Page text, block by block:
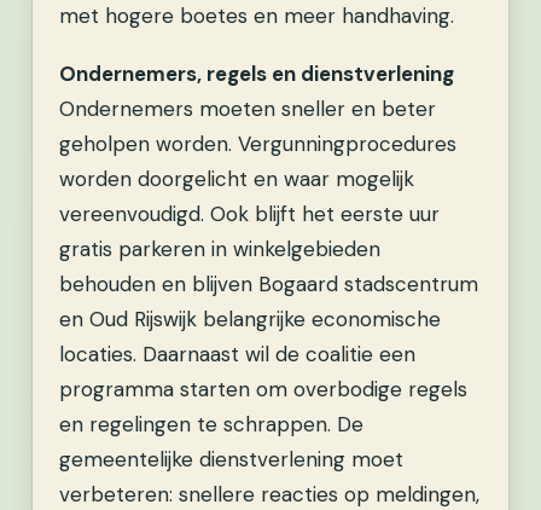
met hogere boetes en meer handhaving.
Ondernemers, regels en dienstverlening
Ondernemers moeten sneller en beter
geholpen worden. Vergunningprocedures
worden doorgelicht en waar mogelijk
vereenvoudigd. Ook blijft het eerste uur
gratis parkeren in winkelgebieden
behouden en blijven Bogaard stadscentrum
en Oud Rijswijk belangrijke economische
locaties. Daarnaast wil de coalitie een
programma starten om overbodige regels
en regelingen te schrappen. De
gemeentelijke dienstverlening moet
verbeteren: snellere reacties op meldingen,